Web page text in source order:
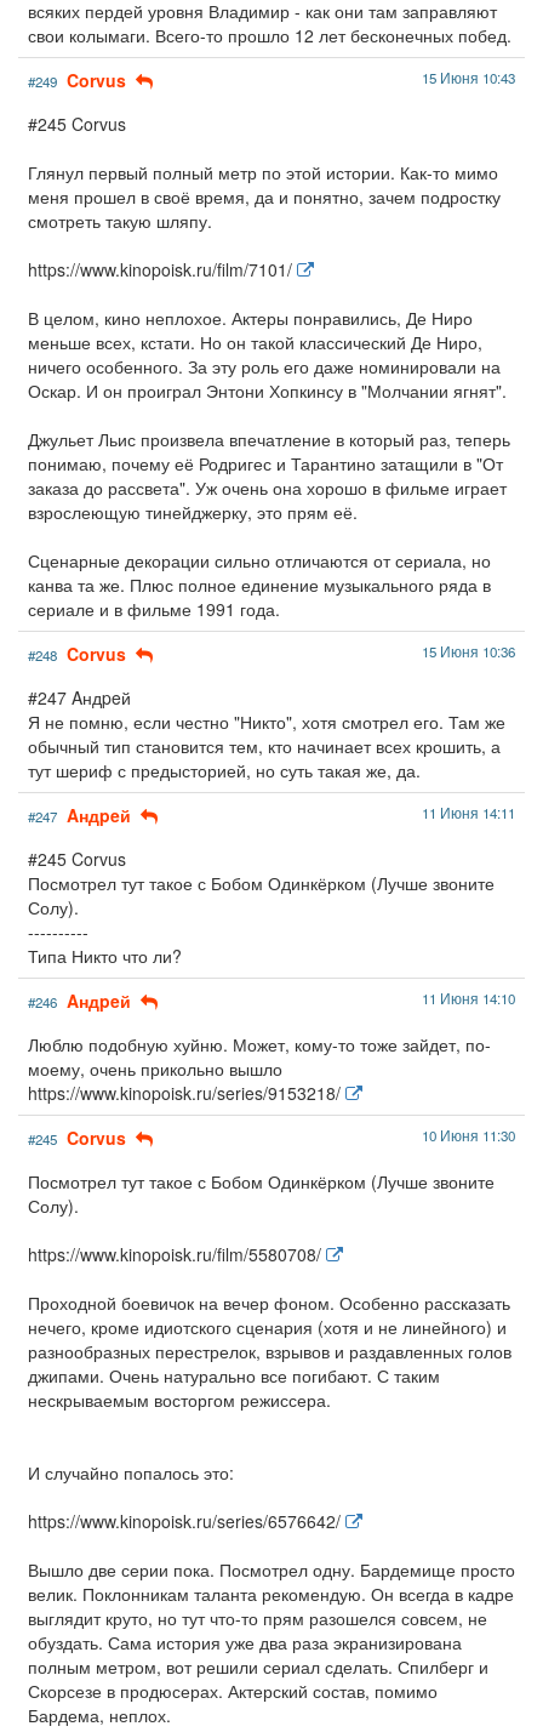
всяких пердей уровня Владимир - как они там заправляют
свои колымаги. Всего-то прошло 12 лет бесконечных побед.
#249 Corvus 15 Июня 10:43
#245 Corvus
Глянул первый полный метр по этой истории. Как-то мимо
меня прошел в своё время, да и понятно, зачем подростку
смотреть такую шляпу.
https://www.kinopoisk.ru/film/7101/
В целом, кино неплохое. Актеры понравились, Де Ниро
меньше всех, кстати. Но он такой классический Де Ниро,
ничего особенного. За эту роль его даже номинировали на
Оскар. И он проиграл Энтони Хопкинсу в "Молчании ягнят".
Джульет Льис произвела впечатление в который раз, теперь
понимаю, почему её Родригес и Тарантино затащили в "От
заказа до рассвета". Уж очень она хорошо в фильме играет
взрослеющую тинейджерку, это прям её.
Сценарные декорации сильно отличаются от сериала, но
канва та же. Плюс полное единение музыкального ряда в
сериале и в фильме 1991 года.
#248 Corvus 15 Июня 10:36
#247 Aндpeй
Я не помню, если честно "Никто", хотя смотрел его. Там же
обычный тип становится тем, кто начинает всех крошить, а
тут шериф с предысторией, но суть такая же, да.
#247 Aндpeй 11 Июня 14:11
#245 Corvus
Посмотрел тут такое с Бобом Одинкёрком (Лучше звоните
Солу).
----------
Типа Никто что ли?
#246 Aндpeй 11 Июня 14:10
Люблю подобную хуйню. Может, кому-то тоже зайдет, по-
моему, очень прикольно вышло
https://www.kinopoisk.ru/series/9153218/
#245 Corvus 10 Июня 11:30
Посмотрел тут такое с Бобом Одинкёрком (Лучше звоните
Солу).
https://www.kinopoisk.ru/film/5580708/
Проходной боевичок на вечер фоном. Особенно рассказать
нечего, кроме идиотского сценария (хотя и не линейного) и
разнообразных перестрелок, взрывов и раздавленных голов
джипами. Очень натурально все погибают. С таким
нескрываемым восторгом режиссера.
И случайно попалось это:
https://www.kinopoisk.ru/series/6576642/
Вышло две серии пока. Посмотрел одну. Бардемище просто
велик. Поклонникам таланта рекомендую. Он всегда в кадре
выглядит круто, но тут что-то прям разошелся совсем, не
обуздать. Сама история уже два раза экранизирована
полным метром, вот решили сериал сделать. Спилберг и
Скорсезе в продюсерах. Актерский состав, помимо
Бардема, неплох.